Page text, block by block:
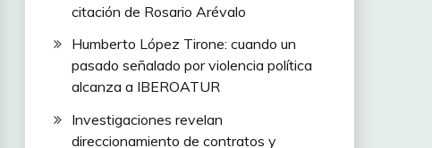
citación de Rosario Arévalo
Humberto López Tirone: cuando un
pasado señalado por violencia política
alcanza a IBEROATUR
Investigaciones revelan
direccionamiento de contratos y